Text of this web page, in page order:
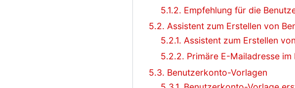
5.1.2. Empfehlung für die
5.2. Assistent zum Erstellen von
5.2.1. Assistent zum Erstellen
5.2.2. Primäre E-Mailadresse
5.3. Benutzerkonto-Vorlagen